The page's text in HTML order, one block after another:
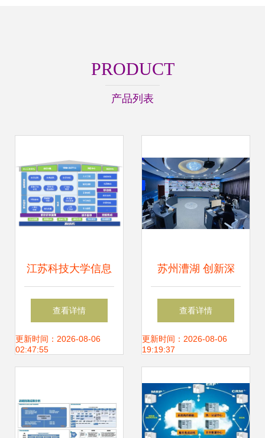
PRODUCT
产品列表
江苏科技大学信息
系统集成服务 推动
教育信息化的创新
查看详情
更新时间：2026-08-06
02:47:55
苏州漕湖 创新深
化“大网铁”机制，
激发基层治理强大
查看详情
更新时间：2026-08-06
19:19:37